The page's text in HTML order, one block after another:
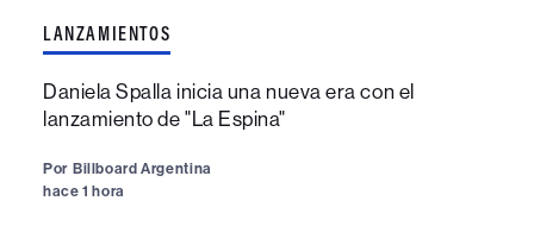
LANZAMIENTOS
Daniela Spalla inicia una nueva era con el
lanzamiento de "La Espina"
Por Billboard Argentina
hace 1 hora